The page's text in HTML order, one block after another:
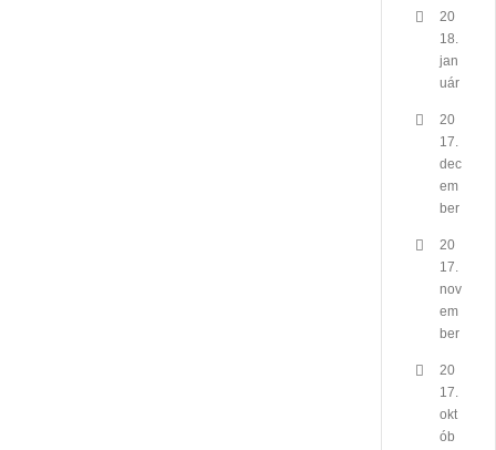
20
18.
jan
uár
20
17.
dec
em
ber
20
17.
nov
em
ber
20
17.
okt
ób